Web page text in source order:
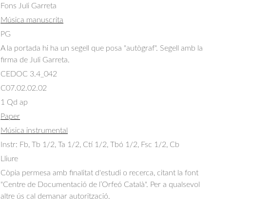
Fons Juli Garreta
Música manuscrita
PG
A la portada hi ha un segell que posa "autògraf". Segell amb la
firma de Juli Garreta.
CEDOC 3.4_042
C07.02.02.02
1 Qd ap
Paper
Música instrumental
Instr: Fb, Tb 1/2, Ta 1/2, Ctí 1/2, Tbó 1/2, Fsc 1/2, Cb
Lliure
Còpia permesa amb finalitat d'estudi o recerca, citant la font
"Centre de Documentació de l’Orfeó Català". Per a qualsevol
altre ús cal demanar autorització.